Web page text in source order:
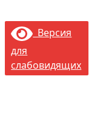
Версия
для
слабовидящих